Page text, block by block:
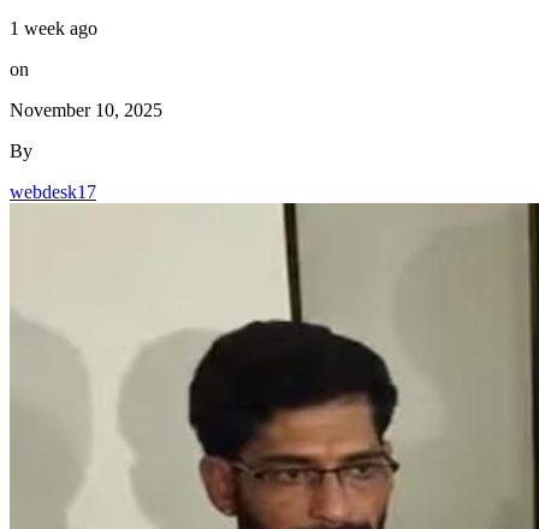
1 week ago
on
November 10, 2025
By
webdesk17